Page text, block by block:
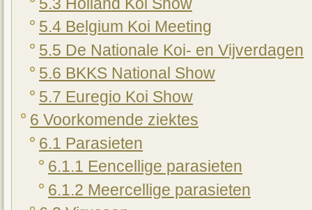
5.3 Holland Koi Show
5.4 Belgium Koi Meeting
5.5 De Nationale Koi- en Vijverdagen
5.6 BKKS National Show
5.7 Euregio Koi Show
6 Voorkomende ziektes
6.1 Parasieten
6.1.1 Eencellige parasieten
6.1.2 Meercellige parasieten